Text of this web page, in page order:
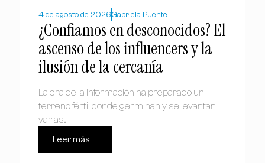
4 de agosto de 2026Gabriela Puente
¿Confiamos en desconocidos? El
ascenso de los influencers y la
ilusión de la cercanía
La era de la información ha preparado un
terreno fértil donde germinan y se levantan
varias...
Leer más